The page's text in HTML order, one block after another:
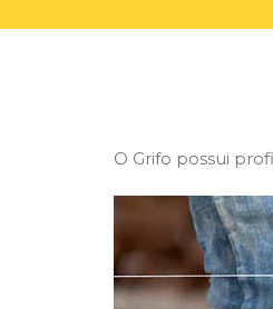
O Grifo possui